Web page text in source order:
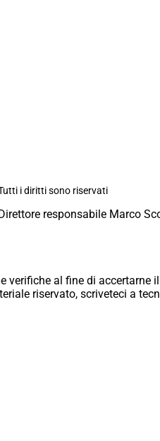
i diritti sono riservati
responsabile Marco
al fine di
riservato, scriveteci a